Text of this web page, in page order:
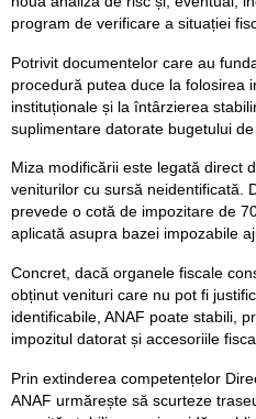
program de verificare a situației
Potrivit documentelor care au
procedură putea duce la folosirea
instituționale și la întârzierea
suplimentare datorate bugetului de
Miza modificării este legată direct
veniturilor cu sursă neidentificată.
prevede o cotă de impozitare de
aplicată asupra bazei impozabile
Concret, dacă organele fiscale
obținut venituri care nu pot fi
identificabile, ANAF poate stabili,
impozitul datorat și accesoriile
Prin extinderea competențelor
ANAF urmărește să scurteze